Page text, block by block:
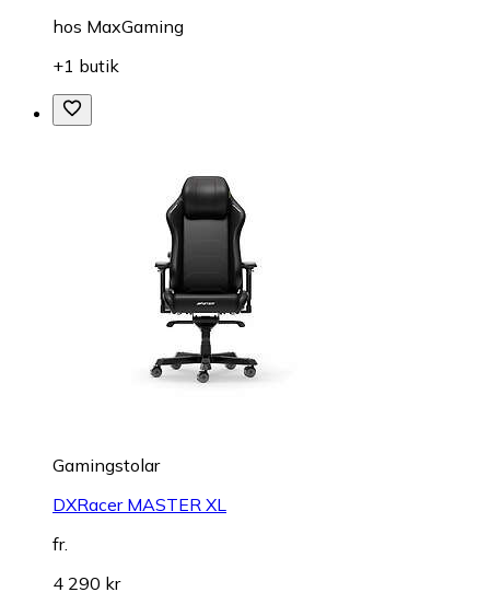
hos MaxGaming
+1 butik
Gamingstolar
DXRacer MASTER XL
fr.
4 290 kr